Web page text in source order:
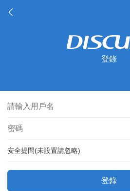
登錄
安全提問(未設置請忽略)
登錄